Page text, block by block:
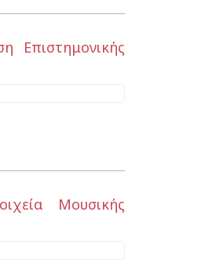
Επιστημονικής
Μουσικής